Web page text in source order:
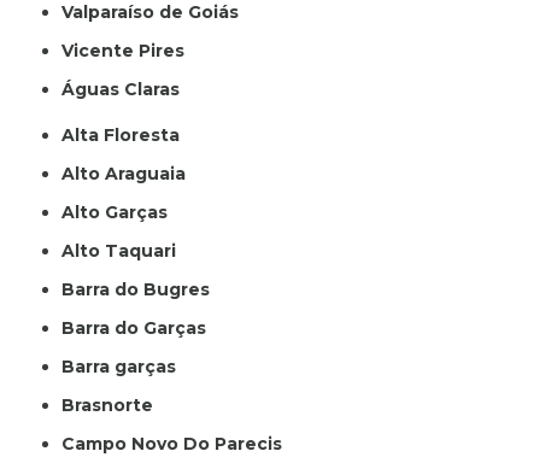
Valparaíso de Goiás
Vicente Pires
Águas Claras
Alta Floresta
Alto Araguaia
Alto Garças
Alto Taquari
Barra do Bugres
Barra do Garças
Barra garças
Brasnorte
Campo Novo Do Parecis